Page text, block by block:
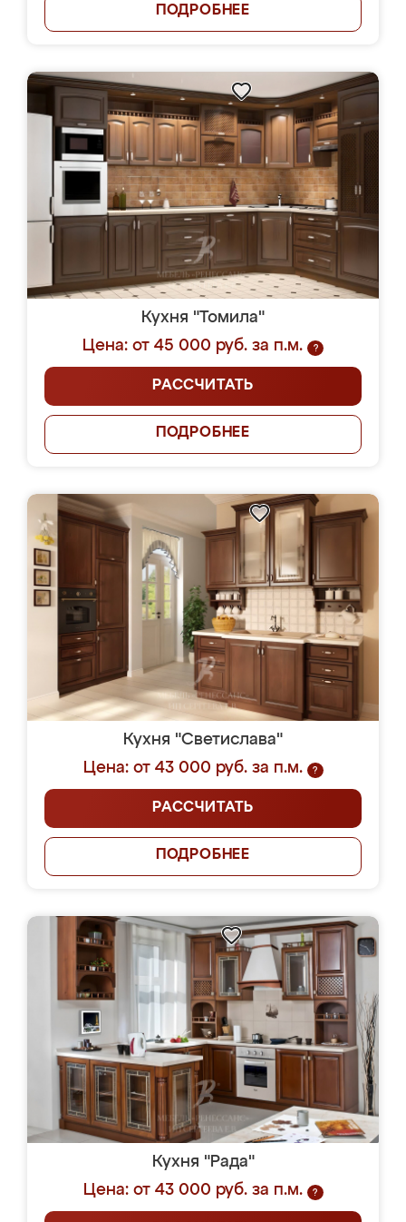
ПОДРОБНЕЕ
Кухня "Томила"
Цена: от 45 000 руб. за п.м.
?
РАССЧИТАТЬ
ПОДРОБНЕЕ
Кухня "Светислава"
Цена: от 43 000 руб. за п.м.
?
РАССЧИТАТЬ
ПОДРОБНЕЕ
Кухня "Рада"
Цена: от 43 000 руб. за п.м.
?